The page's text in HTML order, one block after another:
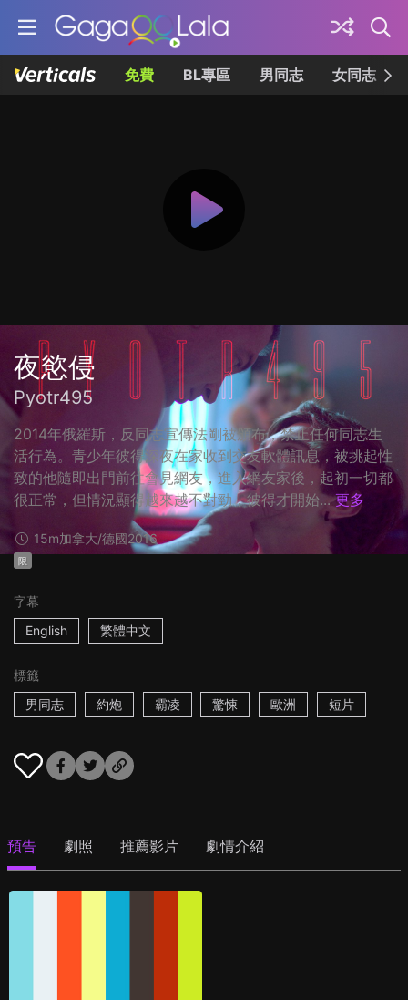
免費 BL專區 男同志 女同志
夜慾侵
Pyotr495
2014年俄羅斯，反同志宣傳法剛被頒布，禁止任何同志生
活行為。青少年彼得深夜在家收到交友軟體訊息，被挑起性
致的他隨即出門前往會見網友，進入網友家後，起初一切都
很正常，但情況顯得越來越不對勁，彼得才開始... 更多
15m加拿大/德國2016
限
字幕
English
繁體中文
標籤
男同志
約炮 霸凌 驚悚 歐洲 短片
預告 劇照 推薦影片 劇情介紹